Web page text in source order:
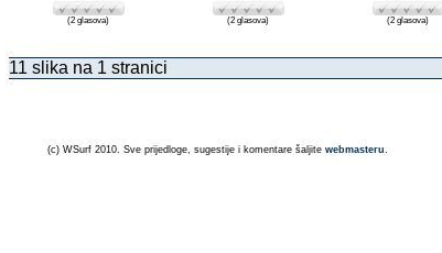
(2 glasova) (2 glasova) (2 glasova)
11 slika na 1 stranici
(c) WSurf 2010. Sve prijedloge, sugestije i komentare šaljite webmasteru